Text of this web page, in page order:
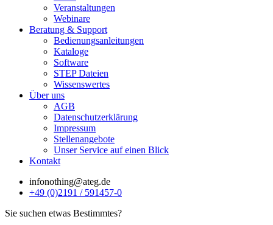
Veranstaltungen
Webinare
Beratung & Support
Bedienungsanleitungen
Kataloge
Software
STEP Dateien
Wissenswertes
Über uns
AGB
Datenschutzerklärung
Impressum
Stellenangebote
Unser Service auf einen Blick
Kontakt
infonothing@ateg.de
+49 (0)2191 / 591457-0
Sie suchen etwas Bestimmtes?